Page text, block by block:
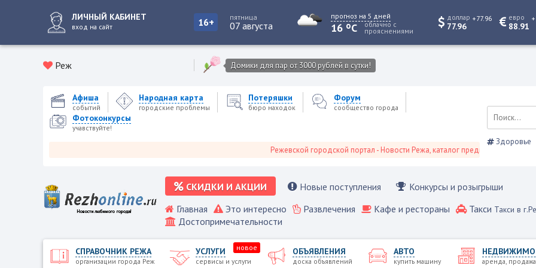
ЛИЧНЫЙ КАБИНЕТ
вход на сайт 16+ пятница
07 августа
прогноз на 5 дней
16 oC облачно с
прояснениями
доллар
77.96
+77.96 евро
88.91
Реж Домики для пар от 3000 рублей в сутки!
Афиша
событий
Народная карта
городские проблемы
Потеряшки
бюро находок
Форум
сообщество города
Фотоконкурсы
учавствуйте!
Режевской городской портал - Новости Режа, каталог предприятий, объявления,
Здоровье
СКИДКИ И АКЦИИ Новые поступления
Конкурсы и розыгрыши
Главная
Это интересно Развлечения Кафе и рестораны Такси Такси в
Достопримечательности
СПРАВОЧНИК РЕЖА
организации города Реж
УСЛУГИ
сервисы и услуги
новое ОБЪЯВЛЕНИЯ
доска объявлений
АВТО
купить машину аренда, продажа